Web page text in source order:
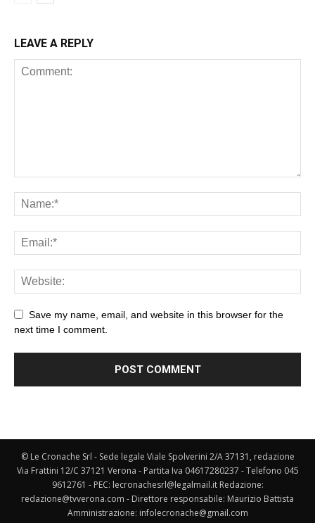
LEAVE A REPLY
Save my name, email, and website in this browser for the
next time I comment.
© Le Cronache Srl - Sede legale Viale Spolverini 2/A 37131, redazione
Via Frattini 12/C 37121 Verona - Partita Iva 04617280237 - Telefono 045
9612761 - PEC: lecronachesrl@legalmail.it Redazione:
redazione@tvverona.com - Direttore responsabile: Maurizio Battista
Amministrazione: infolecronache@gmail.com